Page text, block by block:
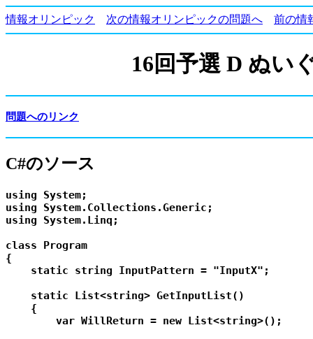
情報オリンピック 次の情報オリンピックの問題へ 前の情
16回予選 D ぬい
問題へのリンク
C#のソース
using System;
using System.Collections.Generic;
using System.Linq;
class Program
{
    static string InputPattern = "InputX";
    static List<string> GetInputList()
    {
        var WillReturn = new List<string>();